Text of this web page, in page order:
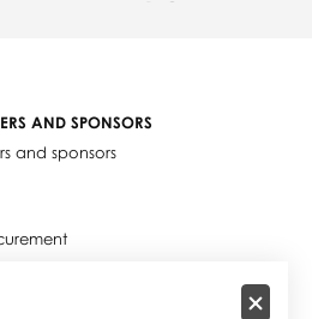
AND SPONSORS
and sponsors